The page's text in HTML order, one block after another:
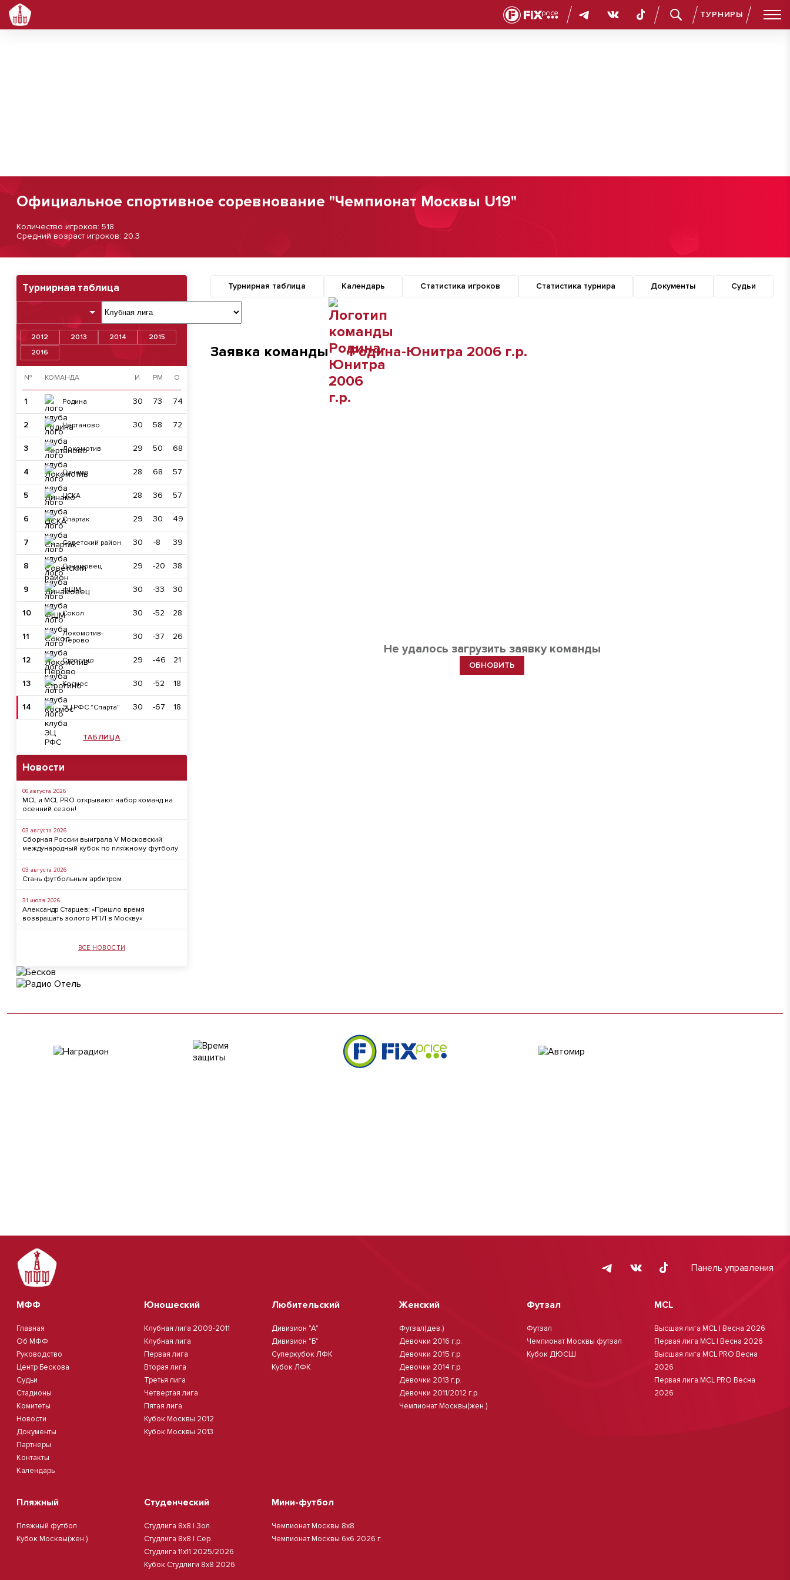
ТУРНИРЫ
Официальное спортивное соревнование "Чемпионат Москвы U19"
Количество игроков: 518
Средний возраст игроков: 20.3
Турнирная таблица
2012 2013 2014
2015
2016
№ КОМАНДА И РМ О
1 Родина 30 73 74
2 Чертаново 30 58 72
3 Локомотив 29 50 68
4 Динамо 28 68 57
5 ЦСКА 28 36 57
6 Спартак 29 30 49
7 Советский район 30 -8 39
8 Динамовец 29 -20 38
9 ФШМ 30 -33 30
10 Сокол 30 -52 28
11
Локомотив-
Перово
30 -37 26
12 Строгино 29 -46 21
13 Космос 30 -52 18
14 ЭЦ РФС "Спарта" 30 -67 18
ТАБЛИЦА
Новости
06 августа 2026
MCL и MCL PRO открывают набор команд на
осенний сезон!
03 августа 2026
Сборная России выиграла V Московский
международный кубок по пляжному футболу
03 августа 2026
Стань футбольным арбитром
31 июля 2026
Александр Старцев: «Пришло время
возвращать золото РПЛ в Москву»
ВСЕ НОВОСТИ
Турнирная таблица Календарь Статистика игроков Статистика турнира Документы Судьи
Заявка команды Родина-Юнитра 2006 г.р.
Не удалось загрузить заявку команды
ОБНОВИТЬ
Панель управления
МФФ
Главная
Об МФФ
Руководство
Центр Бескова
Судьи
Стадионы
Комитеты
Новости
Документы
Партнеры
Контакты
Календарь
Юношеский
Клубная лига 2009-2011
Клубная лига
Первая лига
Вторая лига
Третья лига
Четвертая лига
Пятая лига
Кубок Москвы 2012
Кубок Москвы 2013
Любительский
Дивизион "А"
Дивизион "Б"
Суперкубок ЛФК
Кубок ЛФК
Женский
Футзал(дев.)
Девочки 2016 г.р.
Девочки 2015 г.р.
Девочки 2014 г.р.
Девочки 2013 г.р.
Девочки 2011/2012 г.р.
Чемпионат Москвы(жен.)
Футзал
Футзал
Чемпионат Москвы футзал
Кубок ДЮСШ
MCL
Высшая лига MCL | Весна 2026
Первая лига MCL | Весна 2026
Высшая лига MCL PRO Весна
2026
Первая лига MCL PRO Весна
2026
Пляжный
Пляжный футбол
Кубок Москвы(жен.)
Студенческий
Студлига 8х8 | Зол.
Студлига 8х8 | Сер.
Студлига 11х11 2025/2026
Кубок Студлиги 8х8 2026
Мини-футбол
Чемпионат Москвы 8х8
Чемпионат Москвы 6х6 2026 г.